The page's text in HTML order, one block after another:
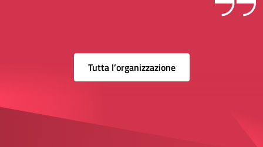
Tutta l’organizzazione